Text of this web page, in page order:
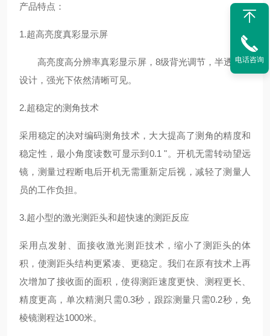
产品特点：
1.超高亮度真彩显示屏
高亮度高分辨率真彩显示屏， 8级背光调节，半透半反
设计，强光下依然清晰可见。
2.超稳定的测角技术
采用稳定的决对编码测角技术，大大提高了测角的精度和
稳定性，最小角度读数可显示到 0.1 "。开机无需转动望远
镜，测量过程断电后开机无需重新定后视，减轻了测量人
员的工作负担。
3.超小型的激光测距头和超快速的测距反应
采用点发射、面接收激光测距技术，缩小了测距头的体
积，使测距头结构更紧凑、更稳定。我们在原有技术上再
次增加了接收面的面积，使得测距速度更快、测程更长、
精度更高，单次精测只需0.3秒，跟踪测量只需0.2秒，免
棱镜测程达1000米。
电话咨询